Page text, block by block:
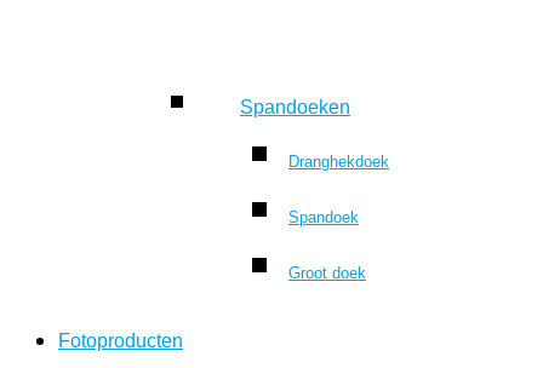
Spandoeken
Dranghekdoek
Spandoek
Groot doek
Fotoproducten